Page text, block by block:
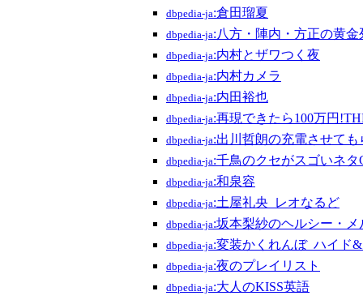
dbpedia-ja:倉田瑠夏
dbpedia-ja:八方・陣内・方正の黄金
dbpedia-ja:内村とザワつく夜
dbpedia-ja:内村カメラ
dbpedia-ja:内田裕也
dbpedia-ja:再現できたら100万円
dbpedia-ja:出川哲朗の充電させても
dbpedia-ja:千鳥のクセがスゴいネタ
dbpedia-ja:和泉容
dbpedia-ja:土屋礼央_レオなるど
dbpedia-ja:坂本梨紗のヘルシー・メ
dbpedia-ja:変装かくれんぼ_ハイド
dbpedia-ja:夜のプレイリスト
dbpedia-ja:大人のKISS英語